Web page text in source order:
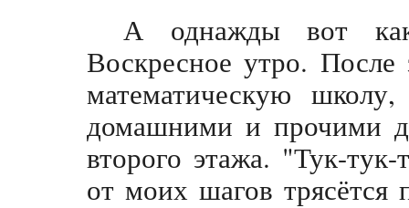
А однажды вот
Воскресное утро.
математическую
домашними и прочими
второго этажа. "Тук-
от моих шагов трясётся